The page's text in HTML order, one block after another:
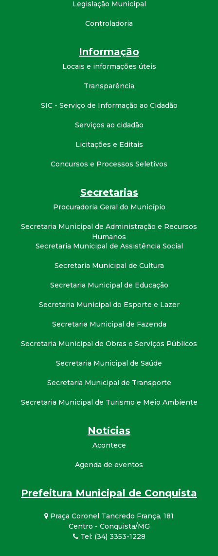
Legislação Municipal
Controladoria
Informação
Locais e informações úteis
Transparência
SIC - Serviço de Informação ao Cidadão
Serviços ao cidadão
Licitações e Editais
Concursos e Processos Seletivos
Secretarias
Procuradoria Geral do Município
Secretaria Municipal de Administração e Recursos
Humanos
Secretaria Municipal de Assistência Social
Secretaria Municipal de Cultura
Secretaria Municipal de Educação
Secretaria Municipal do Esporte e Lazer
Secretaria Municipal de Fazenda
Secretaria Municipal de Obras e Serviços Públicos
Secretaria Municipal de Saúde
Secretaria Municipal de Transporte
Secretaria Municipal de Turismo e Meio Ambiente
Notícias
Acontece
Agenda de eventos
Prefeitura Municipal de Conquista
Praça Coronel Tancredo França, 181
Centro - Conquista/MG
Tel: (34) 3353-1228